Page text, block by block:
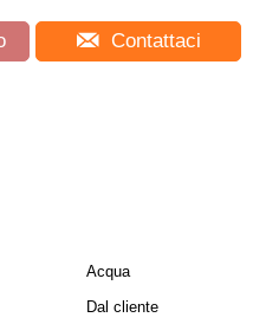
Contattaci
Acqua
Dal cliente